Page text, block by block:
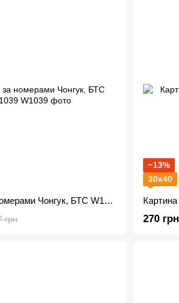
Картина за номерами Чонгук, БТС W1039
грн
−13%
30х40
270 грн